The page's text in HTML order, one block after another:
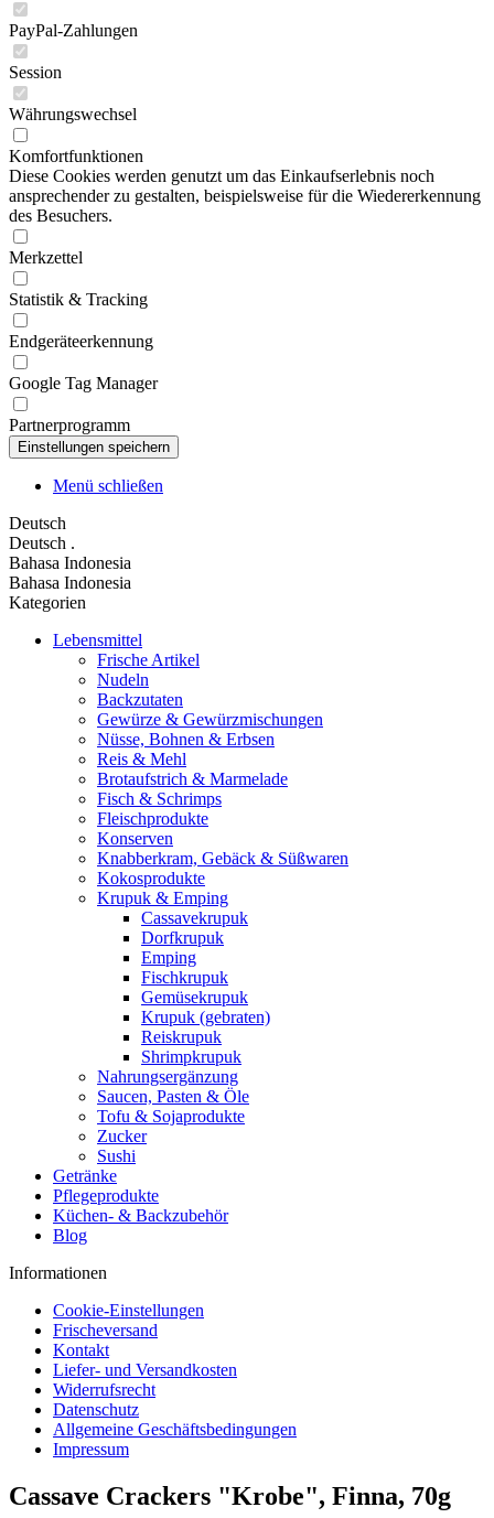
PayPal-Zahlungen
Session
Währungswechsel
Komfortfunktionen
Diese Cookies werden genutzt um das Einkaufserlebnis noch
ansprechender zu gestalten, beispielsweise für die Wiedererkennung
des Besuchers.
Merkzettel
Statistik & Tracking
Endgeräteerkennung
Google Tag Manager
Partnerprogramm
Menü schließen
Deutsch
Deutsch .
Bahasa Indonesia
Bahasa Indonesia
Kategorien
Lebensmittel
Frische Artikel
Nudeln
Backzutaten
Gewürze & Gewürzmischungen
Nüsse, Bohnen & Erbsen
Reis & Mehl
Brotaufstrich & Marmelade
Fisch & Schrimps
Fleischprodukte
Konserven
Knabberkram, Gebäck & Süßwaren
Kokosprodukte
Krupuk & Emping
Cassavekrupuk
Dorfkrupuk
Emping
Fischkrupuk
Gemüsekrupuk
Krupuk (gebraten)
Reiskrupuk
Shrimpkrupuk
Nahrungsergänzung
Saucen, Pasten & Öle
Tofu & Sojaprodukte
Zucker
Sushi
Getränke
Pflegeprodukte
Küchen- & Backzubehör
Blog
Informationen
Cookie-Einstellungen
Frischeversand
Kontakt
Liefer- und Versandkosten
Widerrufsrecht
Datenschutz
Allgemeine Geschäftsbedingungen
Impressum
Cassave Crackers "Krobe", Finna, 70g